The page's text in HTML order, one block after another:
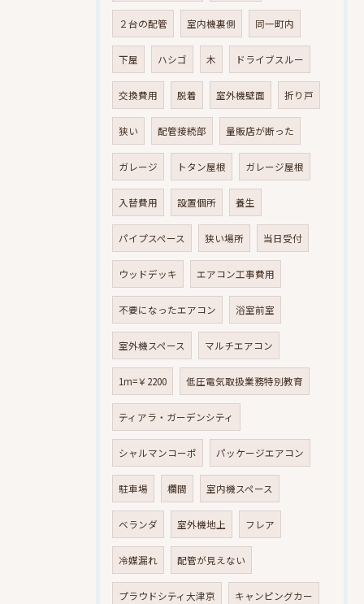
２台の配管 室内機裏側 同一町内
下屋 ハシゴ 木 ドライブスルー
交換費用 脱着 室外機壁面 折り戸
狭い 配管接続部 量販店が断った
ガレージ トタン屋根 ガレージ屋根
入替費用 設置個所 養生
パイプスペース 狭い場所 当日受付
ウッドデッキ エアコン工事費用
不要になったエアコン 浴室前室
室外機スペース マルチエアコン
1m=￥2200 低圧電気取扱業務特別教育
ティアラ・ガーデンシティ
シャルマンコーポ パッケージエアコン
駐車場 欄間 室内機スペース
ベランダ 室外機地上 フレア
冷媒漏れ 配管が見えない
プラウドシティ大津京 キャンピングカー